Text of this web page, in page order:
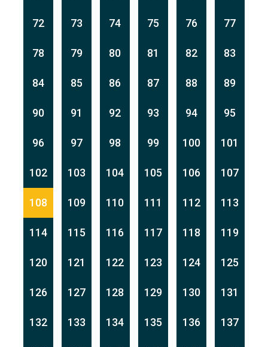
72 73 74 75 76 77
78 79 80 81 82 83
84 85 86 87 88 89
90 91 92 93 94 95
96 97 98 99 100 101
102 103 104 105 106 107
108 109 110 111 112 113
114 115 116 117 118 119
120 121 122 123 124 125
126 127 128 129 130 131
132 133 134 135 136 137